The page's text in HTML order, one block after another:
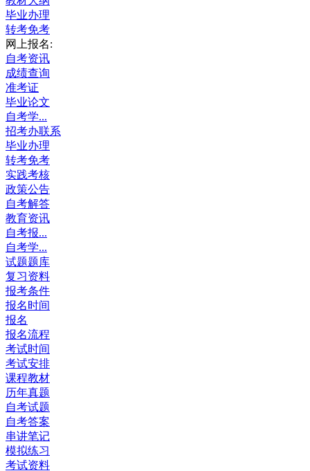
毕业办理
转考免考
网上报名:
自考资讯
成绩查询
准考证
毕业论文
自考学...
招考办联系
毕业办理
转考免考
实践考核
政策公告
自考解答
教育资讯
自考报...
自考学...
试题题库
复习资料
报考条件
报名时间
报名
报名流程
考试时间
考试安排
课程教材
历年真题
自考试题
自考答案
串讲笔记
模拟练习
考试资料